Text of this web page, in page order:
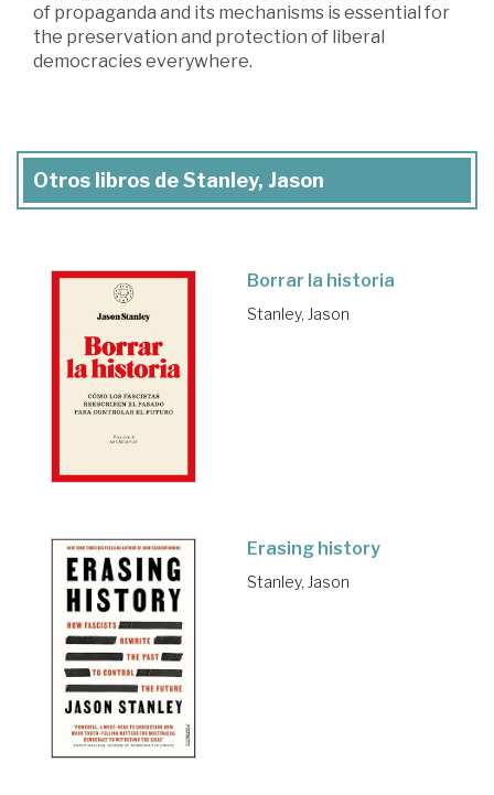
of propaganda and its mechanisms is essential for
the preservation and protection of liberal
democracies everywhere.
Otros libros de Stanley, Jason
Borrar la historia
Stanley, Jason
Erasing history
Stanley, Jason